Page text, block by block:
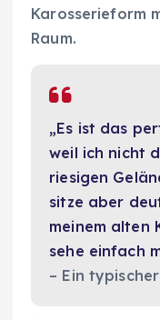
Karosserieform
Raum.
„Es ist das
weil ich nicht
riesigen
sitze aber
meinem alten
sehe einfach
– Ein